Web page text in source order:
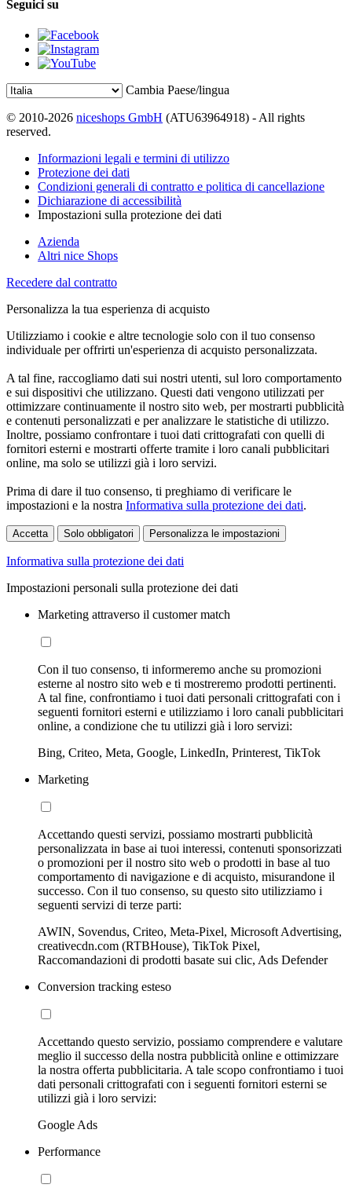
Seguici su
Cambia Paese/lingua
© 2010-2026 niceshops GmbH (ATU63964918) - All rights
reserved.
Informazioni legali e termini di utilizzo
Protezione dei dati
Condizioni generali di contratto e politica di cancellazione
Dichiarazione di accessibilità
Impostazioni sulla protezione dei dati
Azienda
Altri nice Shops
Recedere dal contratto
Personalizza la tua esperienza di acquisto
Utilizziamo i cookie e altre tecnologie solo con il tuo consenso
individuale per offrirti un'esperienza di acquisto personalizzata.
A tal fine, raccogliamo dati sui nostri utenti, sul loro comportamento
e sui dispositivi che utilizzano. Questi dati vengono utilizzati per
ottimizzare continuamente il nostro sito web, per mostrarti pubblicità
e contenuti personalizzati e per analizzare le statistiche di utilizzo.
Inoltre, possiamo confrontare i tuoi dati crittografati con quelli di
fornitori esterni e mostrarti offerte tramite i loro canali pubblicitari
online, ma solo se utilizzi già i loro servizi.
Prima di dare il tuo consenso, ti preghiamo di verificare le
impostazioni e la nostra Informativa sulla protezione dei dati.
Accetta Solo obbligatori Personalizza le impostazioni
Informativa sulla protezione dei dati
Impostazioni personali sulla protezione dei dati
Marketing attraverso il customer match
Con il tuo consenso, ti informeremo anche su promozioni
esterne al nostro sito web e ti mostreremo prodotti pertinenti.
A tal fine, confrontiamo i tuoi dati personali crittografati con i
seguenti fornitori esterni e utilizziamo i loro canali pubblicitari
online, a condizione che tu utilizzi già i loro servizi:
Bing, Criteo, Meta, Google, LinkedIn, Printerest, TikTok
Marketing
Accettando questi servizi, possiamo mostrarti pubblicità
personalizzata in base ai tuoi interessi, contenuti sponsorizzati
o promozioni per il nostro sito web o prodotti in base al tuo
comportamento di navigazione e di acquisto, misurandone il
successo. Con il tuo consenso, su questo sito utilizziamo i
seguenti servizi di terze parti:
AWIN, Sovendus, Criteo, Meta-Pixel, Microsoft Advertising,
creativecdn.com (RTBHouse), TikTok Pixel,
Raccomandazioni di prodotti basate sui clic, Ads Defender
Conversion tracking esteso
Accettando questo servizio, possiamo comprendere e valutare
meglio il successo della nostra pubblicità online e ottimizzare
la nostra offerta pubblicitaria. A tale scopo confrontiamo i tuoi
dati personali crittografati con i seguenti fornitori esterni se
utilizzi già i loro servizi:
Google Ads
Performance